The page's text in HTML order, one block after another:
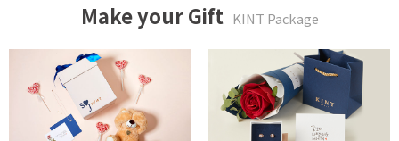
Make your Gift KINT Package